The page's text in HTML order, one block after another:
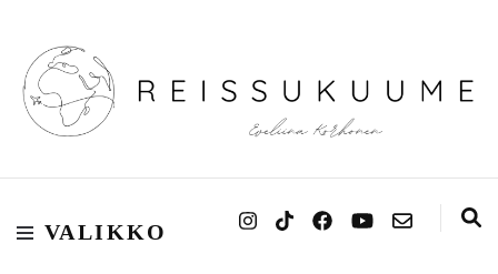
Reissukuume
VALIKKO